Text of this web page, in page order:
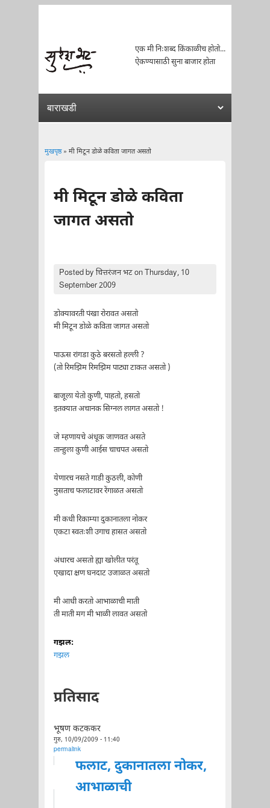
एक मी निःशब्द किंकाळीच होतो...
ऐकण्यासाठी सुना बाजार होता
मुखपृष्ठ» मी मिटून डोळे कविता जागत असतो
मी मिटून डोळे कविता
जागत असतो
Posted byचित्तरंजन भटon Thursday, 10
September 2009
डोक्यावरती पंखा रोरावत असतो
मी मिटून डोळे कविता जागत असतो
पाऊस रांगडा कुठे बरसतो हल्ली ?
(तो रिमझिम रिमझिम पाट्या टाकत असतो )
बाजूला येतो कुणी, पाहतो, हसतो
इतक्यात अचानक सिग्नल लागत असतो !
जे म्हणायचे अंधूक जाणवत असते
तान्हुला कुणी आईस चाचपत असतो
येणारच नसते गाडी कुठली, कोणी
नुसताच फलाटावर रेंगाळत असतो
मी कधी रिकाम्या दुकानातला नोकर
एकटा स्वतःशी उगाच हासत असतो
अंधारच असतो ह्या खोलीत परंतू
एखादा क्षण घनदाट उजाळत असतो
मी आधी करतो आभाळाची माती
ती माती मग मी भाळी लावत असतो
गझल:
गझल
प्रतिसाद
भूषण कटककर
गुरु, 10/09/2009 - 11:40
permalink
फलाट, दुकानातला नोकर,
आभाळाची